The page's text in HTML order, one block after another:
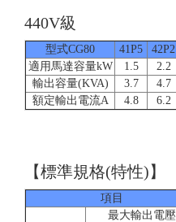
440V級
型式CG80 41P5 42P2
適用馬達容量kW
1.5 2.2
輸出容量(KVA)
3.7 4.7
額定輸出電流A
4.8 6.2
【標準規格(特性)】
項目
最大輸出電壓